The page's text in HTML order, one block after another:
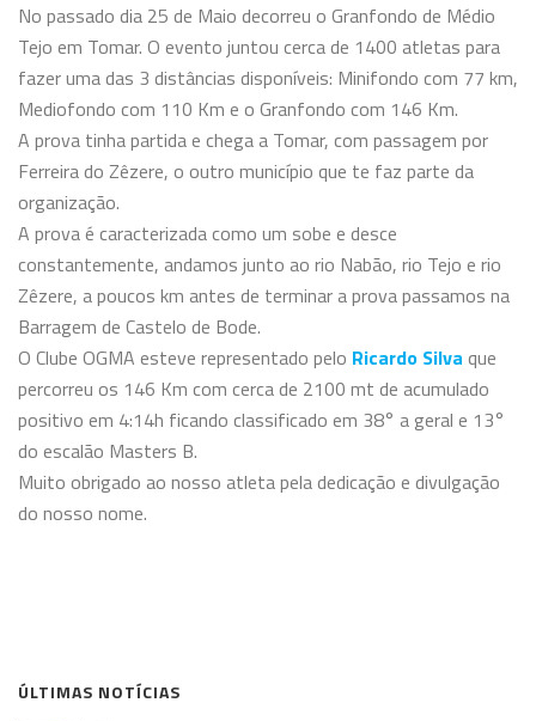
No passado dia 25 de Maio decorreu o Granfondo de Médio
Tejo em Tomar. O evento juntou cerca de 1400 atletas para
fazer uma das 3 distâncias disponíveis: Minifondo com 77 km,
Mediofondo com 110 Km e o Granfondo com 146 Km.
A prova tinha partida e chega a Tomar, com passagem por
Ferreira do Zêzere, o outro município que te faz parte da
organização.
A prova é caracterizada como um sobe e desce
constantemente, andamos junto ao rio Nabão, rio Tejo e rio
Zêzere, a poucos km antes de terminar a prova passamos na
Barragem de Castelo de Bode.
O Clube OGMA esteve representado pelo Ricardo Silva que
percorreu os 146 Km com cerca de 2100 mt de acumulado
positivo em 4:14h ficando classificado em 38° a geral e 13°
do escalão Masters B.
Muito obrigado ao nosso atleta pela dedicação e divulgação
do nosso nome.
ÚLTIMAS NOTÍCIAS